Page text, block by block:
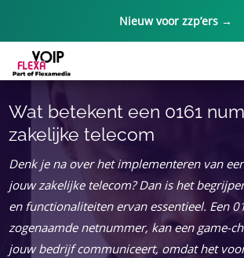
Nieuw voor zzp’ers →
Wat betekent een 0161
zakelijke telecom
Denk je na over het implementeren van
jouw zakelijke telecom? Dan is het
en functionaliteiten ervan essentieel. Een
zogenaamde netnummer, kan een game-
jouw bedrijf communiceert, omdat het